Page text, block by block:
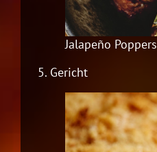
Jalapeño Poppers
5. Gericht